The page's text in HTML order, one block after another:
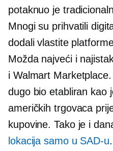
potaknuo je
Mnogi su prihvatili
dodali vlastite
Možda najveći i
i Walmart
dugo bio etabliran kao
američkih trgovaca
kupovine. Tako je i
lokacija samo u SAD-u